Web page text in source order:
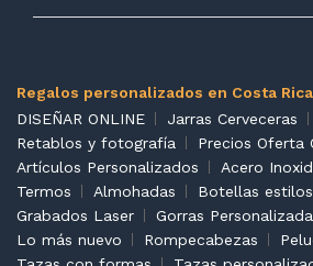
Regalos personalizados en Costa Rica
DISEÑAR ONLINE
Jarras Cerveceras
Retablos y fotografía
Precios Oferta
Artículos Personalizados
Acero
Termos
Almohadas Botellas estilos
Grabados Laser
Gorras
Lo más nuevo
Rompecabezas